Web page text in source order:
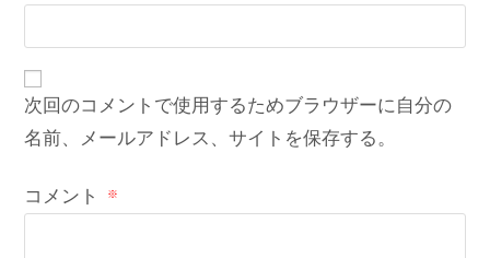
次回のコメントで使用するためブラウザーに自分の
名前、メールアドレス、サイトを保存する。
コメント ※